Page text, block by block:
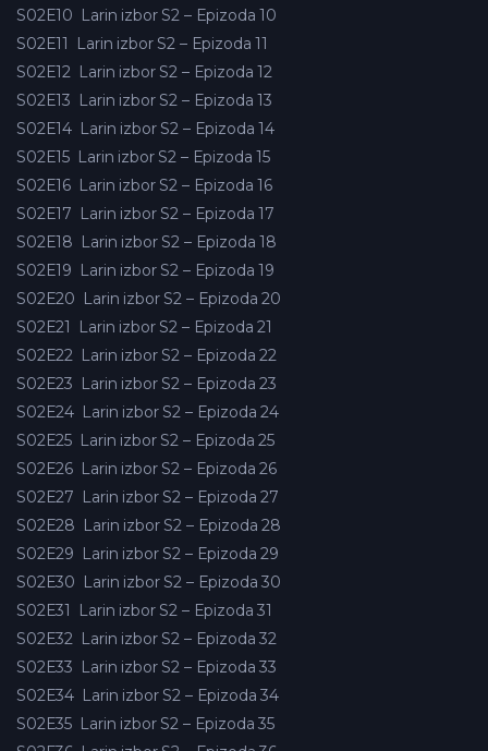
S02E10 Larin izbor S2 – Epizoda 10
S02E11
Larin izbor S2 – Epizoda 11
S02E12 Larin izbor S2 – Epizoda 12
S02E13 Larin izbor S2 – Epizoda 13
S02E14 Larin izbor S2 – Epizoda 14
S02E15 Larin izbor S2 – Epizoda 15
S02E16 Larin izbor S2 – Epizoda 16
S02E17 Larin izbor S2 – Epizoda 17
S02E18 Larin izbor S2 – Epizoda 18
S02E19 Larin izbor S2 – Epizoda 19
S02E20 Larin izbor S2 – Epizoda 20
S02E21
Larin izbor S2 – Epizoda 21
S02E22 Larin izbor S2 – Epizoda 22
S02E23 Larin izbor S2 – Epizoda 23
S02E24 Larin izbor S2 – Epizoda 24
S02E25 Larin izbor S2 – Epizoda 25
S02E26 Larin izbor S2 – Epizoda 26
S02E27 Larin izbor S2 – Epizoda 27
S02E28 Larin izbor S2 – Epizoda 28
S02E29 Larin izbor S2 – Epizoda 29
S02E30 Larin izbor S2 – Epizoda 30
S02E31
Larin izbor S2 – Epizoda 31
S02E32 Larin izbor S2 – Epizoda 32
S02E33 Larin izbor S2 – Epizoda 33
S02E34 Larin izbor S2 – Epizoda 34
S02E35 Larin izbor S2 – Epizoda 35